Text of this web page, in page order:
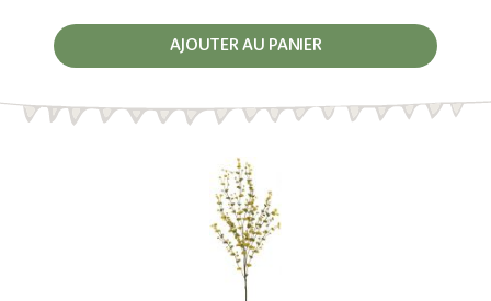
AJOUTER AU PANIER